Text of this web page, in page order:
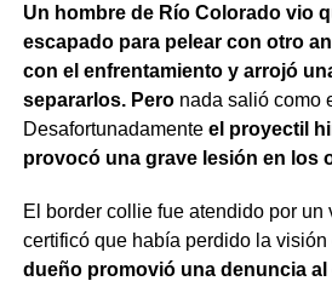
Un hombre de Río Colorado vio
escapado para pelear con otro
con el enfrentamiento y arrojó
separarlos. Peronada salió como
Desafortunadamente el proyectil
provocó una grave lesión en los
El border collie fue atendido por un
certificó que había perdido la visión
dueño promovió una denuncia